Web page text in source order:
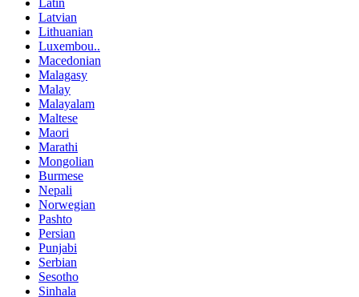
Latvian
Lithuanian
Luxembou..
Macedonian
Malagasy
Malay
Malayalam
Maltese
Maori
Marathi
Mongolian
Burmese
Nepali
Norwegian
Pashto
Persian
Punjabi
Serbian
Sesotho
Sinhala